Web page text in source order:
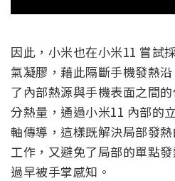
因此，小米也在小米11 嘗試
氣凝膠，藉此隔斷手機發熱
了內部熱源與手機表面之間
分熱量，通過小米11 內部的
軸傳導，這樣既解決局部發
工作，又避免了局部的單點
過早被手掌感知。